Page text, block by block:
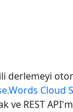
derlemeyi
Cloud
ve REST